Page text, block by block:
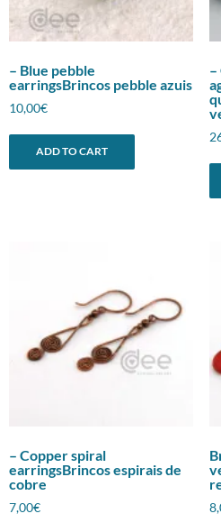
– Blue pebble
earringsBrincos pebble azuis
10,00€
ADD TO CART
–
– Copper spiral
earringsBrincos espirais de
cobre
7,00€